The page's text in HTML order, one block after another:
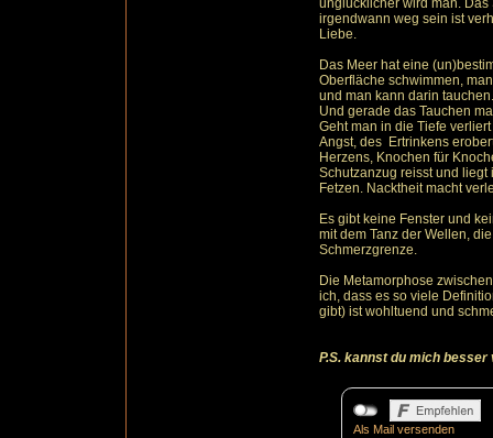
unglücklicher wird man.
irgendwann weg sein ist
Liebe.
Das Meer hat eine
Oberfläche schwimmen,
und man kann darin tauchen.
Und gerade das Tauchen
Geht man in die Tiefe
Angst, des Ertrinkens
Herzens, Knochen für
Schutzanzug reisst und
Fetzen. Nacktheit macht
Es gibt keine Fenster und
mit dem Tanz der Wellen,
Schmerzgrenze.
Die Metamorphose
ich, dass es so viele
gibt) ist wohltuend und
P.S. kannst du mich
Als Mail versenden